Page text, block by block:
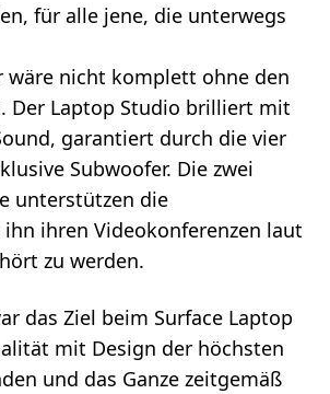
für alle jene, die unterwegs
wäre nicht komplett ohne den
Der Laptop Studio brilliert mit
garantiert durch die vier
Subwoofer. Die zwei
unterstützen die
ihren Videokonferenzen laut
zu werden.
das Ziel beim Surface Laptop
mit Design der höchsten
und das Ganze zeitgemäß